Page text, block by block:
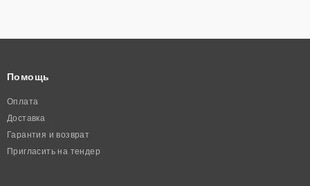
Помощь
Оплата
Доставка
Гарантия и возврат
Пригласить на тендер